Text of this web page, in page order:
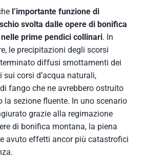
l’importante funzione di
svolta dalle opere di bonifica
prime pendici collinari. In
le precipitazioni degli scorsi
diffusi smottamenti dei
corsi d’acqua naturali,
fango che ne avrebbero ostruito
la sezione fluente. In uno scenario
grazie alla regimazione
di bonifica montana, la piena
avuto effetti ancor più catastrofici